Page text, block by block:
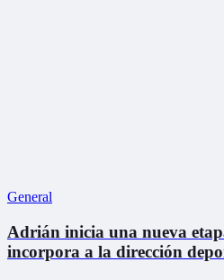
General
Adrián inicia una nueva
incorpora a la dirección